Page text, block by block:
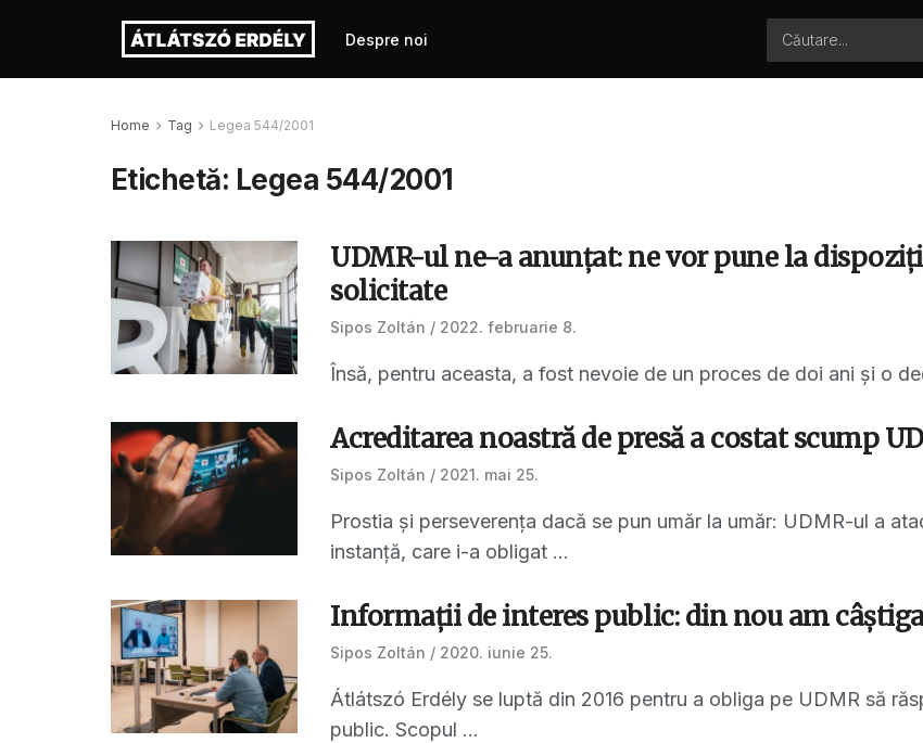
Despre noi
Home Tag Legea 544/2001
Etichetă: Legea 544/2001
UDMR-ul ne-a anunțat: ne vor pune la
solicitate
Sipos Zoltán 2022. februarie 8.
Însă, pentru aceasta, a fost nevoie de un proces de doi ani și o
Acreditarea noastră de presă a costat scump
Sipos Zoltán 2021. mai 25.
Prostia și perseverența dacă se pun umăr la umăr: UDMR-ul a
instanță, care i-a obligat ...
Informaţii de interes public: din nou am
Sipos Zoltán 2020. iunie 25.
Átlátszó Erdély se luptă din 2016 pentru a obliga pe UDMR să
public. Scopul ...